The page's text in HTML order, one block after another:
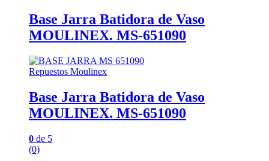
Base Jarra Batidora de Vaso
MOULINEX. MS-651090
Repuestos Moulinex
Base Jarra Batidora de Vaso
MOULINEX. MS-651090
0 de 5
(0)